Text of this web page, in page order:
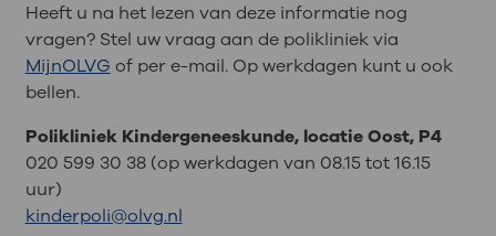
Heeft u na het lezen van deze informatie nog
vragen? Stel uw vraag aan de polikliniek via
MijnOLVG of per e-mail. Op werkdagen kunt u ook
bellen.
Polikliniek Kindergeneeskunde, locatie Oost, P4
020 599 30 38 (op werkdagen van 08.15 tot 16.15
uur)
kinderpoli@olvg.nl